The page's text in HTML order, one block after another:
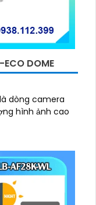
DOME
là dòng camera
hình ảnh cao